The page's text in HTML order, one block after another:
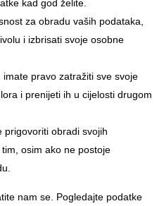
kad god želite.
za obradu vaših podataka,
i izbrisati svoje osobne
pravo zatražiti sve svoje
i prenijeti ih u cijelosti drugom
prigovoriti obradi svojih
osim ako ne postoje
nam se. Pogledajte podatke